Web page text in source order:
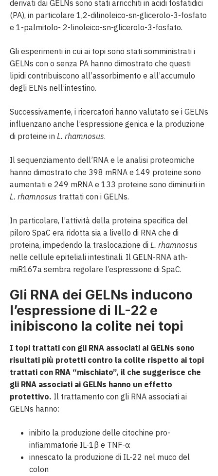
derivati dai GELNs sono stati arricchiti in acidi fosfatidici
(PA), in particolare 1,2-dilinoleico-sn-glicerolo-3-fosfato
e 1-palmitolo- 2-linoleico-sn-glicerolo-3-fosfato.
Gli esperimenti in cui ai topi sono stati somministrati i
GELNs con o senza PA hanno dimostrato che questi
lipidi contribuiscono all’assorbimento e all’accumulo
degli ELNs nell’intestino.
Successivamente, i ricercatori hanno valutato se i GELNs
influenzano anche l’espressione genica e la produzione
di proteine in L. rhamnosus.
Il sequenziamento dell’RNA e le analisi proteomiche
hanno dimostrato che 398 mRNA e 149 proteine sono
aumentati e 249 mRNA e 133 proteine sono diminuiti in
L. rhamnosus trattati con i GELNs.
In particolare, l’attività della proteina specifica del
piloro SpaC era ridotta sia a livello di RNA che di
proteina, impedendo la traslocazione di L. rhamnosus
nelle cellule epiteliali intestinali. Il GELN-RNA ath-
miR167a sembra regolare l’espressione di SpaC.
Gli RNA dei GELNs inducono
l’espressione di IL-22 e
inibiscono la colite nei topi
I topi trattati con gli RNA associati ai GELNs sono
risultati più protetti contro la colite rispetto ai topi
trattati con RNA “mischiato”, il che suggerisce che
gli RNA associati ai GELNs hanno un effetto
protettivo. Il trattamento con gli RNA associati ai
GELNs hanno:
inibito la produzione delle citochine pro-
infiammatorie IL-1β e TNF-α
innescato la produzione di IL-22 nel muco del
colon